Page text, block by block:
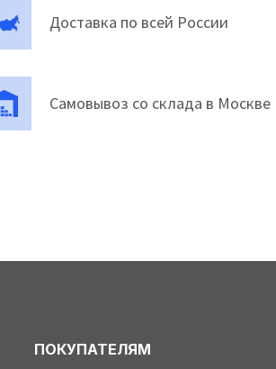
Доставка по всей России
Самовывоз со склада в Москве
ПОКУПАТЕЛЯМ